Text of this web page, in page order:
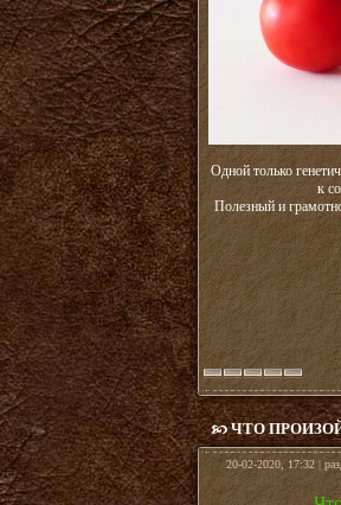
Одной только
к
Полезный и
ЧТО
20-02-2020, 17:32 |